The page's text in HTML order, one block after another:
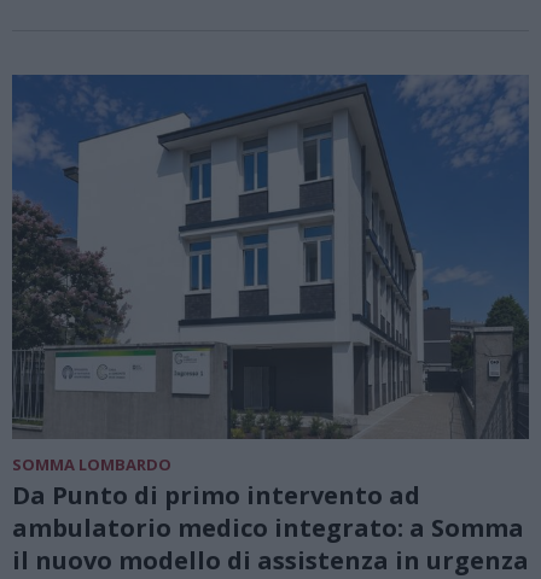
SOMMA LOMBARDO
Da Punto di primo intervento ad
ambulatorio medico integrato: a Somma
il nuovo modello di assistenza in urgenza